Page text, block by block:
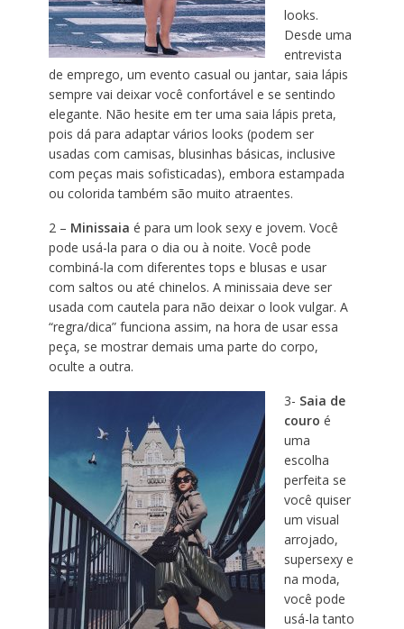
looks.
Desde uma
entrevista
de emprego, um evento casual ou jantar, saia lápis
sempre vai deixar você confortável e se sentindo
elegante. Não hesite em ter uma saia lápis preta,
pois dá para adaptar vários looks (podem ser
usadas com camisas, blusinhas básicas, inclusive
com peças mais sofisticadas), embora estampada
ou colorida também são muito atraentes.
2 – Minissaia é para um look sexy e jovem. Você
pode usá-la para o dia ou à noite. Você pode
combiná-la com diferentes tops e blusas e usar
com saltos ou até chinelos. A minissaia deve ser
usada com cautela para não deixar o look vulgar. A
“regra/dica” funciona assim, na hora de usar essa
peça, se mostrar demais uma parte do corpo,
oculte a outra.
3- Saia de
couro é
uma
escolha
perfeita se
você quiser
um visual
arrojado,
supersexy e
na moda,
você pode
usá-la tanto